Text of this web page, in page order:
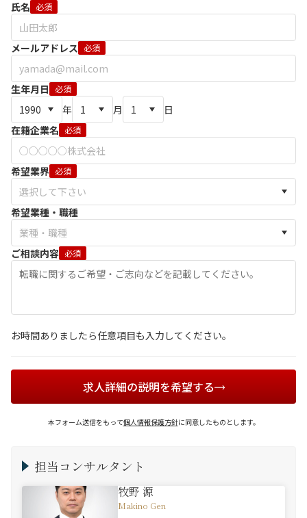
氏名 必須
メールアドレス 必須
生年月日 必須
年 月
日
在籍企業名 必須
希望業界 必須
希望業種・職種
ご相談内容 必須
お時間ありましたら任意項目も入力してください。
求人詳細の説明を希望する
本フォーム送信をもって個人情報保護方針に同意したものとします。
担当コンサルタント
牧野 源
Makino Gen